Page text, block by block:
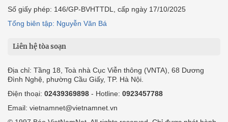
Số giấy phép: 146/GP-BVHTTDL, cấp ngày 17/10/2025
Tổng biên tập: Nguyễn Văn Bá
Liên hệ tòa soạn
Địa chỉ: Tầng 18, Toà nhà Cục Viễn thông (VNTA), 68 Dương
Đình Nghệ, phường Cầu Giấy, TP. Hà Nội.
Điện thoại: 02439369898 - Hotline: 0923457788
Email: vietnamnet@vietnamnet.vn